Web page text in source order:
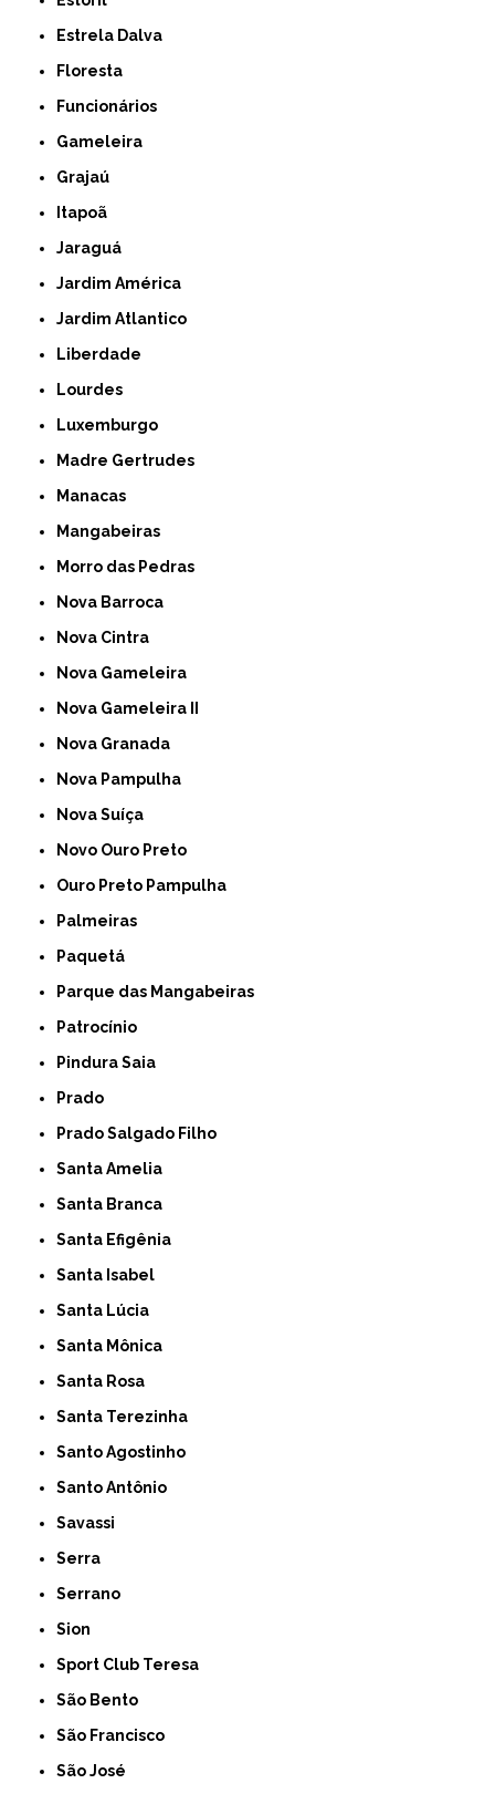
Estrela Dalva
Floresta
Funcionários
Gameleira
Grajaú
Itapoã
Jaraguá
Jardim América
Jardim Atlantico
Liberdade
Lourdes
Luxemburgo
Madre Gertrudes
Manacas
Mangabeiras
Morro das Pedras
Nova Barroca
Nova Cintra
Nova Gameleira
Nova Gameleira II
Nova Granada
Nova Pampulha
Nova Suíça
Novo Ouro Preto
Ouro Preto Pampulha
Palmeiras
Paquetá
Parque das Mangabeiras
Patrocínio
Pindura Saia
Prado
Prado Salgado Filho
Santa Amelia
Santa Branca
Santa Efigênia
Santa Isabel
Santa Lúcia
Santa Mônica
Santa Rosa
Santa Terezinha
Santo Agostinho
Santo Antônio
Savassi
Serra
Serrano
Sion
Sport Club Teresa
São Bento
São Francisco
São José